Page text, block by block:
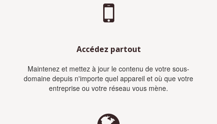
Accédez partout
Maintenez et mettez à jour le contenu de votre sous-
domaine depuis n'importe quel appareil et où que votre
entreprise ou votre réseau vous mène.